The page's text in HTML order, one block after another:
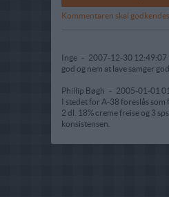
Kommentaren skal
Inge - 2007-12-30 12:49:07
god og nem at lave samger
Phillip Bøgh - 2005-01-01
I stedet for A-38 foreslås
2 dl. 18% creme freise og 3
konsistensen.